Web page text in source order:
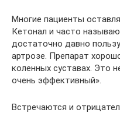
Многие пациенты
Кетонал и часто
достаточно давно
артрозе. Препарат
коленных суставах. Это
очень эффективный».
Встречаются и